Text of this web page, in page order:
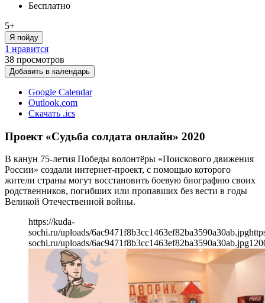
Бесплатно
5+
Я пойду
1 нравится
38 просмотров
Добавить в календарь
Google Calendar
Outlook.com
Скачать .ics
Проект «Судьба солдата онлайн» 2020
В канун 75-летия Победы волонтёры «Поискового движения
России» создали интернет-проект, с помощью которого
жители страны могут восстановить боевую биографию своих
родственников, погибших или пропавших без вести в годы
Великой Отечественной войны.
https://kuda-
sochi.ru/uploads/6ac9471f8b3cc1463ef82ba3590a30ab.jpg
sochi.ru/uploads/6ac9471f8b3cc1463ef82ba3590a30ab.jpg